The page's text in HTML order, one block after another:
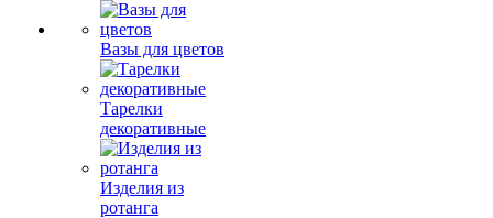
Вазы для цветов
Тарелки
декоративные
Изделия из
ротанга